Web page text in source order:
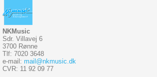
NKMusic
Sdr. Villavej 6
3700 Rønne
Tlf: 7020 3648
e-mail: mail@nkmusic.dk
CVR: 11 92 09 77